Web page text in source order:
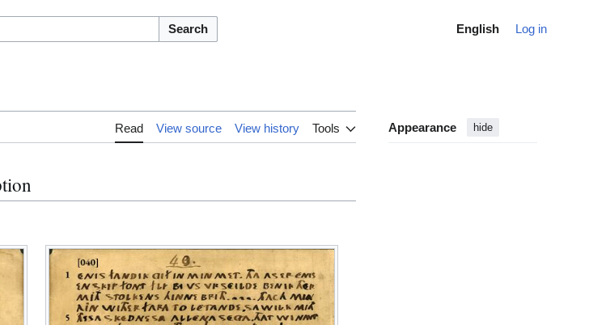
Search English Log in
Read View source View history Tools Appearance hide